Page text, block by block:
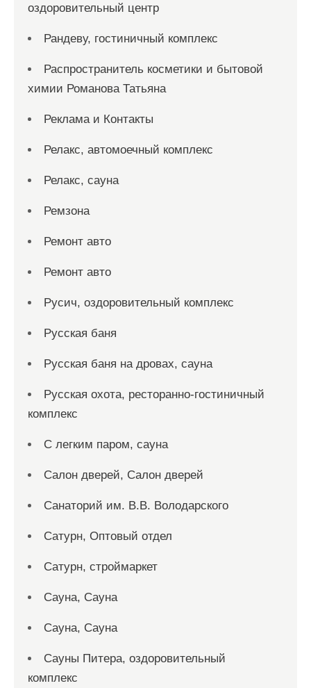
оздоровительный центр
Рандеву, гостиничный комплекс
Распространитель косметики и бытовой
химии Романова Татьяна
Реклама и Контакты
Релакс, автомоечный комплекс
Релакс, сауна
Ремзона
Ремонт авто
Ремонт авто
Русич, оздоровительный комплекс
Русская баня
Русская баня на дровах, сауна
Русская охота, ресторанно-гостиничный
комплекс
С легким паром, сауна
Салон дверей, Салон дверей
Санаторий им. В.В. Володарского
Сатурн, Оптовый отдел
Сатурн, строймаркет
Сауна, Сауна
Сауна, Сауна
Сауны Питера, оздоровительный
комплекс